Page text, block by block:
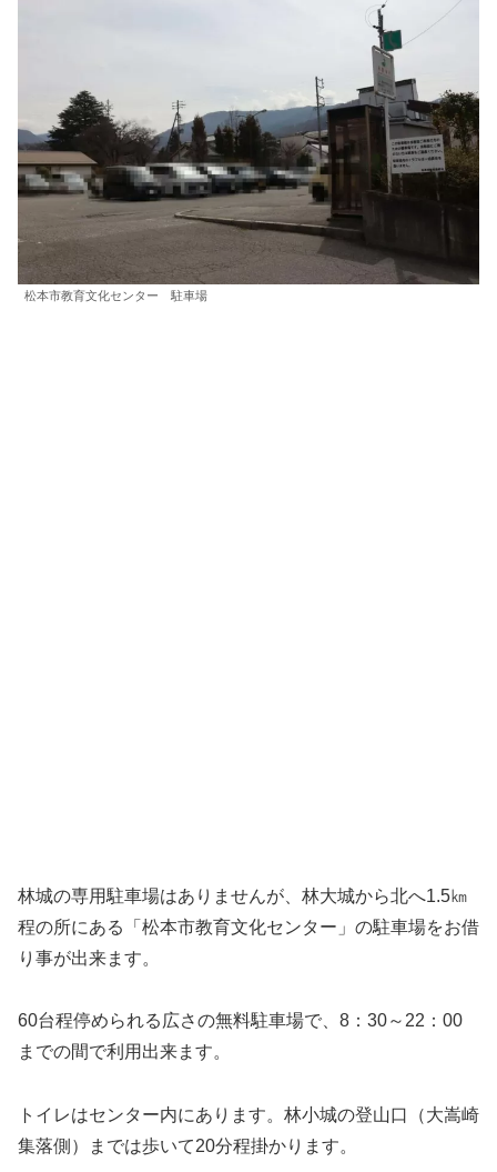
松本市教育文化センター 駐車場
林城の専用駐車場はありませんが、林大城から北へ1.5㎞
程の所にある「松本市教育文化センター」の駐車場をお借
り事が出来ます。
60台程停められる広さの無料駐車場で、8：30～22：00
までの間で利用出来ます。
トイレはセンター内にあります。林小城の登山口（大嵩崎
集落側）までは歩いて20分程掛かります。